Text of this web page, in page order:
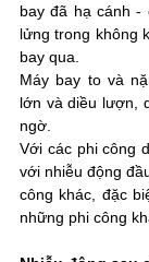
bay đã hạ cánh -
lửng trong không
bay qua.
Máy bay to và
lớn và diều lượn,
ngờ.
Với các phi công
với nhiễu động
công khác, đặc
những phi công